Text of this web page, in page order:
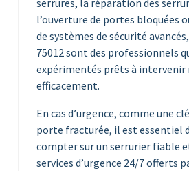
l’ouverture de portes bloquées
de systèmes de sécurité
75012 sont des professionnels
expérimentés prêts à
efficacement.
En cas d’urgence, comme une
porte fracturée, il est essentiel
compter sur un serrurier fiable
services d’urgence 24/7 offerts